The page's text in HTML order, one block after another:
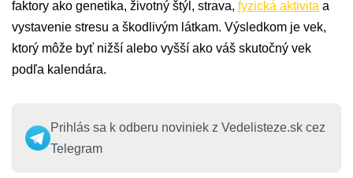
faktory ako genetika, životný štýl, strava, fyzická aktivita a
vystavenie stresu a škodlivým látkam. Výsledkom je vek,
ktorý môže byť nižší alebo vyšší ako váš skutočný vek
podľa kalendára.
Prihlás sa k odberu noviniek z Vedelisteze.sk cez
Telegram